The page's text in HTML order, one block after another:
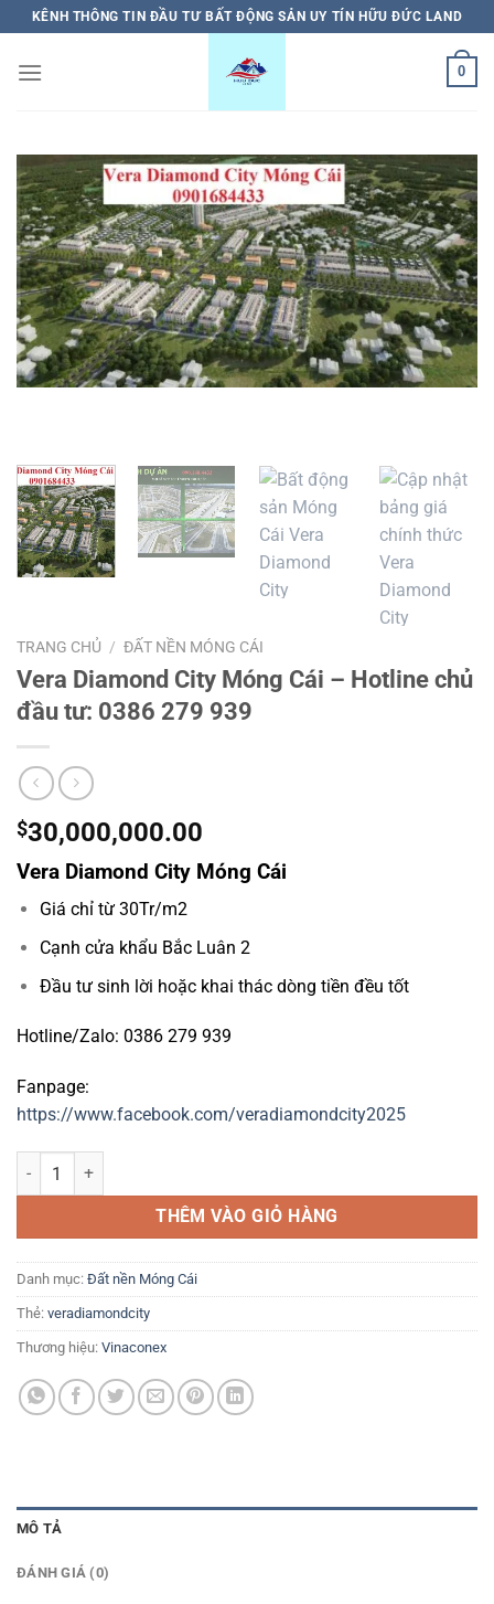
qua
nội
KÊNH THÔNG TIN ĐẦU TƯ BẤT ĐỘNG SẢN UY TÍN HỮU ĐỨC LAND
0
TRANG CHỦ / ĐẤT NỀN MÓNG CÁI
Vera Diamond City Móng Cái – Hotline chủ
đầu tư: 0386 279 939
$30,000,000.00
Vera Diamond City Móng Cái
Giá chỉ từ 30Tr/m2
Cạnh cửa khẩu Bắc Luân 2
Đầu tư sinh lời hoặc khai thác dòng tiền đều tốt
Hotline/Zalo: 0386 279 939
Fanpage:
https://www.facebook.com/veradiamondcity2025
Vera Diamond City Móng Cái - Hotline chủ đầu tư: 0386 279 939 số
THÊM VÀO GIỎ HÀNG
Danh mục: Đất nền Móng Cái
Thẻ: veradiamondcity
Thương hiệu: Vinaconex
MÔ TẢ
ĐÁNH GIÁ (0)